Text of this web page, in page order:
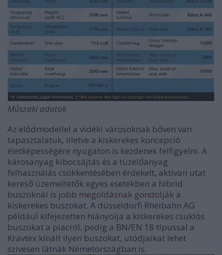
Műszaki adatok
Az elődmodellel a vidéki városoknak bőven van
tapasztalatuk, illetve a kiskerekes koncepció
életképességére nyugaton is kezdenek felfigyelni. A
károsanyag kibocsájtás és a tüzelőanyag
felhasználás csökkentésében érdekelt, aktívan utat
kereső üzemeltetők egyes esetekben a hibrid
buszoknál is jobb megoldásnak gondolják a
kiskerekes buszokat. A düsseldorfi Rheibahn AG
például kifejezetten hiányolja a kiskerekes csuklós
buszokat a piacról, pedig a BN/EN 18 típussal a
Kravtex kínált ilyen buszokat, utódjaikat lehet
szívesen látnák Németországban is.